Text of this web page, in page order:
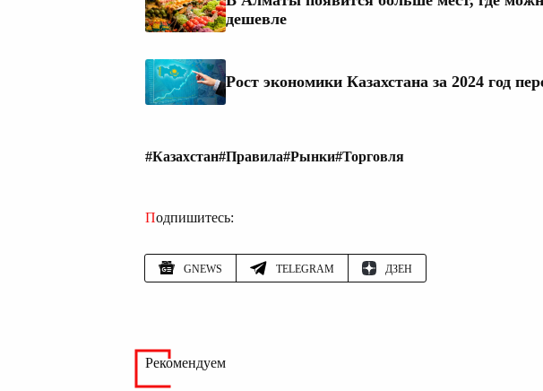
дешевле
Рост экономики Казахстана за 2024 год
#Казахстан#Правила#Рынки#Торговля
Подпишитесь:
GNEWS TELEGRAM ДЗЕН
Рекомендуем